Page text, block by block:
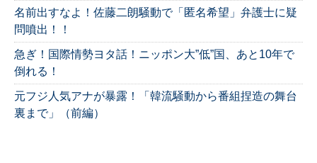
名前出すなよ！佐藤二朗騒動で「匿名希望」弁護士に疑
問噴出！！
急ぎ！国際情勢ヨタ話！ニッポン大”低”国、あと10年で
倒れる！
元フジ人気アナが暴露！「韓流騒動から番組捏造の舞台
裏まで」（前編）